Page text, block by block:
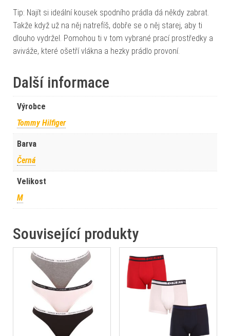
Tip: Najít si ideální kousek spodního prádla dá někdy zabrat.
Takže když už na něj natrefíš, dobře se o něj starej, aby ti
dlouho vydržel. Pomohou ti v tom vybrané prací prostředky a
aviváže, které ošetří vlákna a hezky prádlo provoní.
Další informace
Výrobce
Tommy Hilfiger
Barva
Černá
Velikost
M
Související produkty